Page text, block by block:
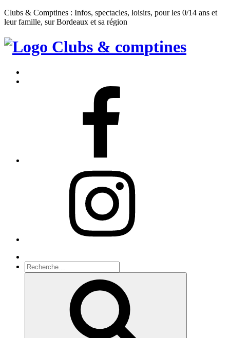
Clubs & Comptines : Infos, spectacles, loisirs, pour les 0/14 ans et
leur famille, sur Bordeaux et sa région
Clubs
Comptines
Recherche
pour